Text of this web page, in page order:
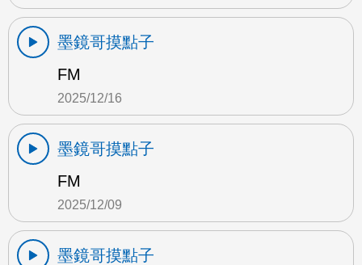
墨鏡哥摸點子
FM
2025/12/16
墨鏡哥摸點子
FM
2025/12/09
墨鏡哥摸點子